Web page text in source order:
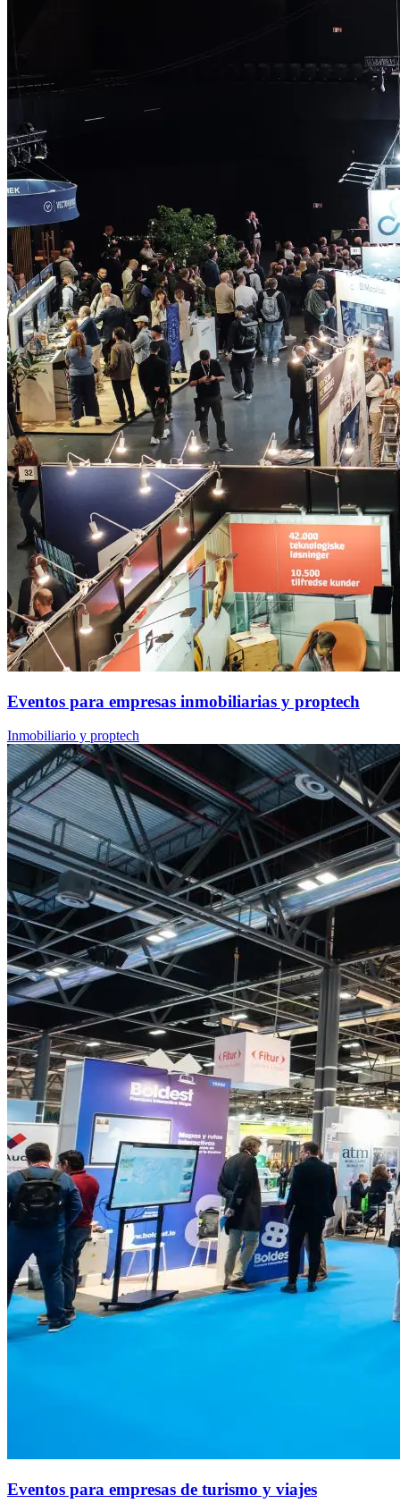
Eventos para empresas inmobiliarias y proptech
Inmobiliario y proptech
Eventos para empresas de turismo y viajes